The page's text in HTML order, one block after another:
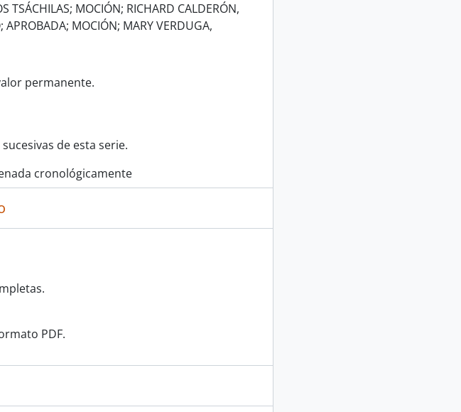
TSÁCHILAS; MOCIÓN; RICHARD CALDERÓN,
APROBADA; MOCIÓN; MARY VERDUGA,
permanente.
de esta serie.
cronológicamente
PDF.